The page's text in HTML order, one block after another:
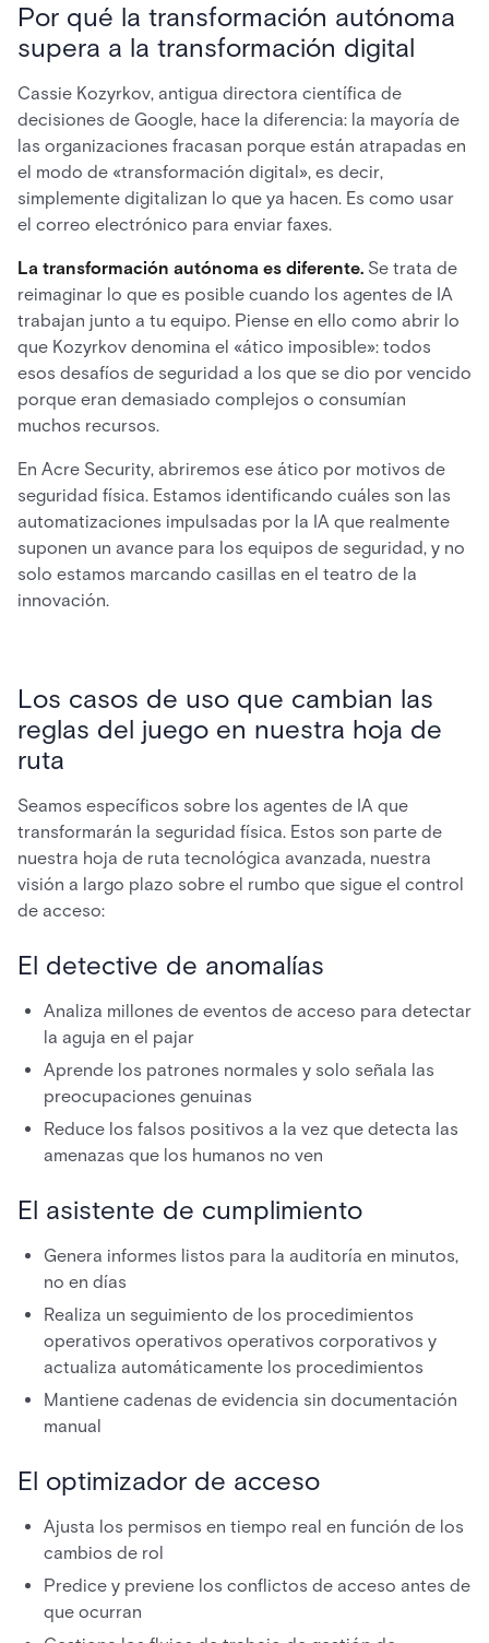
Por qué la transformación autónoma
supera a la transformación digital
Cassie Kozyrkov, antigua directora científica de
decisiones de Google, hace la diferencia: la mayoría de
las organizaciones fracasan porque están atrapadas en
el modo de «transformación digital», es decir,
simplemente digitalizan lo que ya hacen. Es como usar
el correo electrónico para enviar faxes.
La transformación autónoma es diferente. Se trata de
reimaginar lo que es posible cuando los agentes de IA
trabajan junto a tu equipo. Piense en ello como abrir lo
que Kozyrkov denomina el «ático imposible»: todos
esos desafíos de seguridad a los que se dio por vencido
porque eran demasiado complejos o consumían
muchos recursos.
En Acre Security, abriremos ese ático por motivos de
seguridad física. Estamos identificando cuáles son las
automatizaciones impulsadas por la IA que realmente
suponen un avance para los equipos de seguridad, y no
solo estamos marcando casillas en el teatro de la
innovación.
Los casos de uso que cambian las
reglas del juego en nuestra hoja de
ruta
Seamos específicos sobre los agentes de IA que
transformarán la seguridad física. Estos son parte de
nuestra hoja de ruta tecnológica avanzada, nuestra
visión a largo plazo sobre el rumbo que sigue el control
de acceso:
El detective de anomalías
Analiza millones de eventos de acceso para detectar
la aguja en el pajar
Aprende los patrones normales y solo señala las
preocupaciones genuinas
Reduce los falsos positivos a la vez que detecta las
amenazas que los humanos no ven
El asistente de cumplimiento
Genera informes listos para la auditoría en minutos,
no en días
Realiza un seguimiento de los procedimientos
operativos operativos operativos corporativos y
actualiza automáticamente los procedimientos
Mantiene cadenas de evidencia sin documentación
manual
El optimizador de acceso
Ajusta los permisos en tiempo real en función de los
cambios de rol
Predice y previene los conflictos de acceso antes de
que ocurran